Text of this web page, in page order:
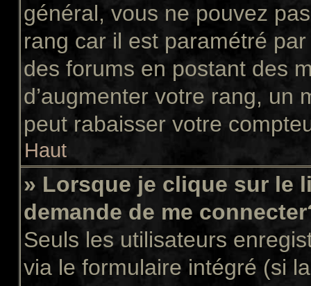
général, vous ne pouvez
rang car il est paramétré
des forums en postant des
d’augmenter votre rang, un
peut rabaisser votre
Haut
» Lorsque je clique sur le
demande de me
Seuls les utilisateurs
via le formulaire intégré (si